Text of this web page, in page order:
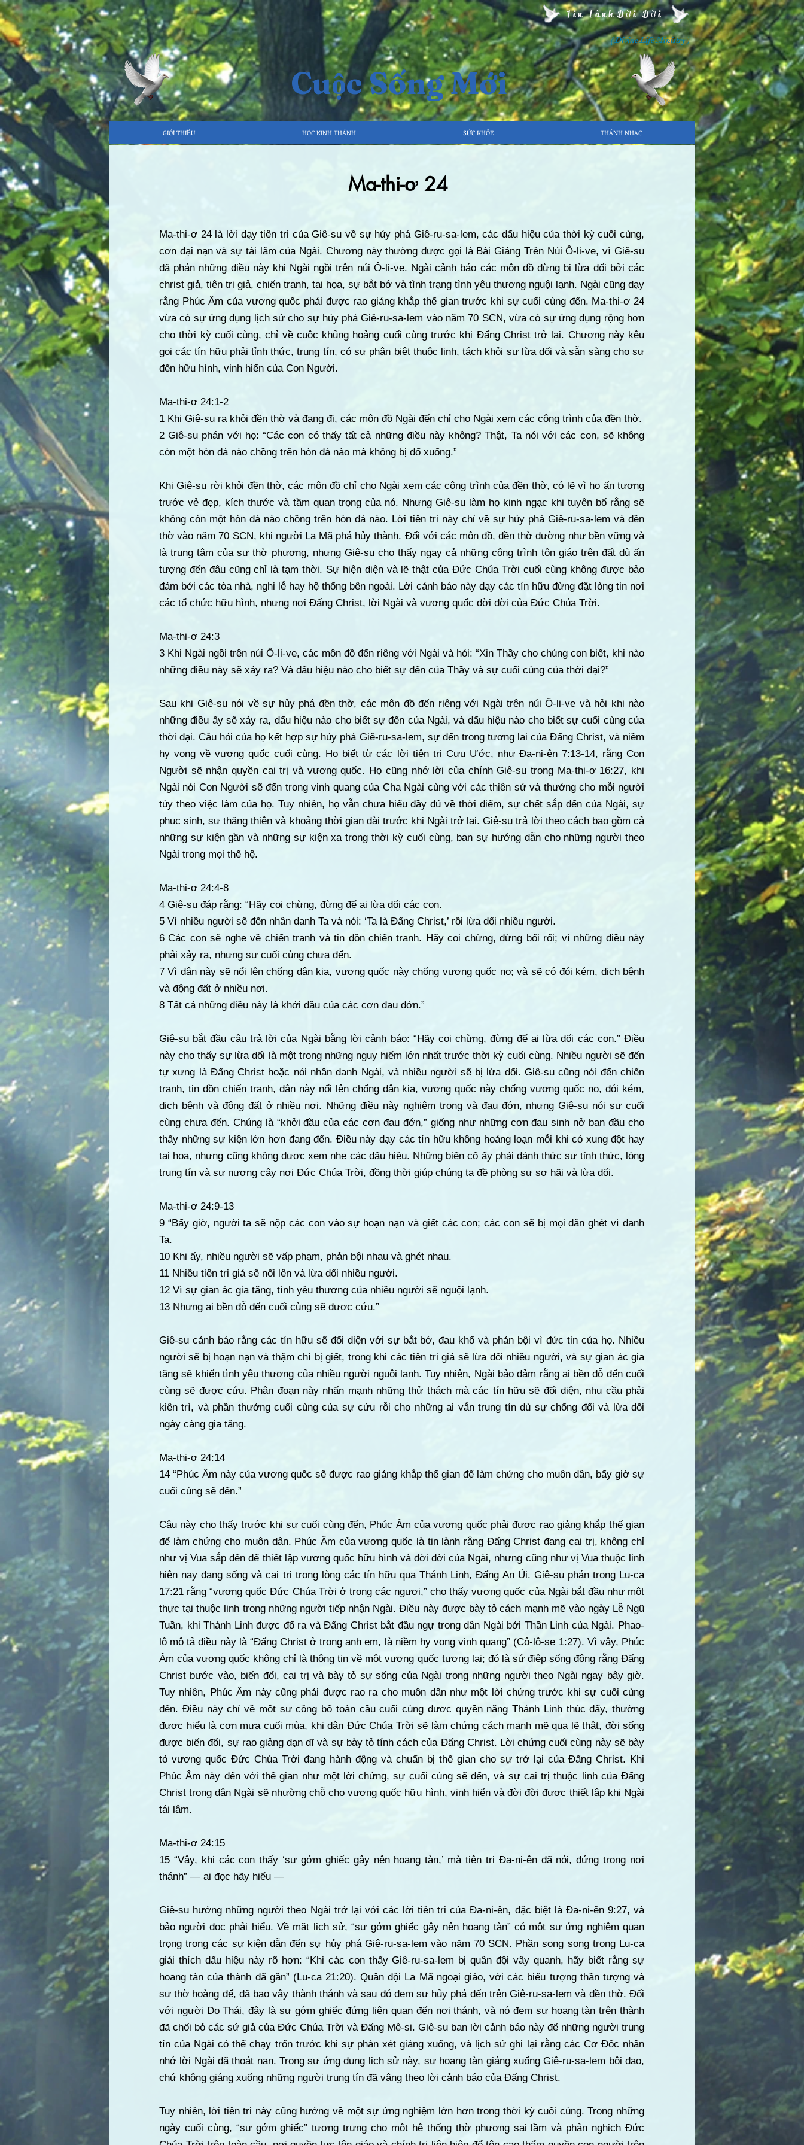
Tin Lành Đời Đời
( Divine Life Ministry )
Cuộc Sống Mới
GIỚI THIỆU HỌC KINH THÁNH SỨC KHỎE THÁNH NHẠC
Ma-thi-ơ 24
Ma-thi-ơ 24 là lời dạy tiên tri của Giê-su về sự hủy phá Giê-ru-sa-lem, các dấu hiệu của thời kỳ cuối cùng,
cơn đại nạn và sự tái lâm của Ngài. Chương này thường được gọi là Bài Giảng Trên Núi Ô-li-ve, vì Giê-su
đã phán những điều này khi Ngài ngồi trên núi Ô-li-ve. Ngài cảnh báo các môn đồ đừng bị lừa dối bởi các
christ giả, tiên tri giả, chiến tranh, tai họa, sự bắt bớ và tình trạng tình yêu thương nguội lạnh. Ngài cũng dạy
rằng Phúc Âm của vương quốc phải được rao giảng khắp thế gian trước khi sự cuối cùng đến. Ma-thi-ơ 24
vừa có sự ứng dụng lịch sử cho sự hủy phá Giê-ru-sa-lem vào năm 70 SCN, vừa có sự ứng dụng rộng hơn
cho thời kỳ cuối cùng, chỉ về cuộc khủng hoảng cuối cùng trước khi Đấng Christ trở lại. Chương này kêu
gọi các tín hữu phải tỉnh thức, trung tín, có sự phân biệt thuộc linh, tách khỏi sự lừa dối và sẵn sàng cho sự
đến hữu hình, vinh hiển của Con Người.
Ma-thi-ơ 24:1-2
1 Khi Giê-su ra khỏi đền thờ và đang đi, các môn đồ Ngài đến chỉ cho Ngài xem các công trình của đền thờ.
2 Giê-su phán với họ: “Các con có thấy tất cả những điều này không? Thật, Ta nói với các con, sẽ không
còn một hòn đá nào chồng trên hòn đá nào mà không bị đổ xuống.”
Khi Giê-su rời khỏi đền thờ, các môn đồ chỉ cho Ngài xem các công trình của đền thờ, có lẽ vì họ ấn tượng
trước vẻ đẹp, kích thước và tầm quan trọng của nó. Nhưng Giê-su làm họ kinh ngạc khi tuyên bố rằng sẽ
không còn một hòn đá nào chồng trên hòn đá nào. Lời tiên tri này chỉ về sự hủy phá Giê-ru-sa-lem và đền
thờ vào năm 70 SCN, khi người La Mã phá hủy thành. Đối với các môn đồ, đền thờ dường như bền vững và
là trung tâm của sự thờ phượng, nhưng Giê-su cho thấy ngay cả những công trình tôn giáo trên đất dù ấn
tượng đến đâu cũng chỉ là tạm thời. Sự hiện diện và lẽ thật của Đức Chúa Trời cuối cùng không được bảo
đảm bởi các tòa nhà, nghi lễ hay hệ thống bên ngoài. Lời cảnh báo này dạy các tín hữu đừng đặt lòng tin nơi
các tổ chức hữu hình, nhưng nơi Đấng Christ, lời Ngài và vương quốc đời đời của Đức Chúa Trời.
Ma-thi-ơ 24:3
3 Khi Ngài ngồi trên núi Ô-li-ve, các môn đồ đến riêng với Ngài và hỏi: “Xin Thầy cho chúng con biết, khi nào
những điều này sẽ xảy ra? Và dấu hiệu nào cho biết sự đến của Thầy và sự cuối cùng của thời đại?”
Sau khi Giê-su nói về sự hủy phá đền thờ, các môn đồ đến riêng với Ngài trên núi Ô-li-ve và hỏi khi nào
những điều ấy sẽ xảy ra, dấu hiệu nào cho biết sự đến của Ngài, và dấu hiệu nào cho biết sự cuối cùng của
thời đại. Câu hỏi của họ kết hợp sự hủy phá Giê-ru-sa-lem, sự đến trong tương lai của Đấng Christ, và niềm
hy vọng về vương quốc cuối cùng. Họ biết từ các lời tiên tri Cựu Ước, như Đa-ni-ên 7:13-14, rằng Con
Người sẽ nhận quyền cai trị và vương quốc. Họ cũng nhớ lời của chính Giê-su trong Ma-thi-ơ 16:27, khi
Ngài nói Con Người sẽ đến trong vinh quang của Cha Ngài cùng với các thiên sứ và thưởng cho mỗi người
tùy theo việc làm của họ. Tuy nhiên, họ vẫn chưa hiểu đầy đủ về thời điểm, sự chết sắp đến của Ngài, sự
phục sinh, sự thăng thiên và khoảng thời gian dài trước khi Ngài trở lại. Giê-su trả lời theo cách bao gồm cả
những sự kiện gần và những sự kiện xa trong thời kỳ cuối cùng, ban sự hướng dẫn cho những người theo
Ngài trong mọi thế hệ.
Ma-thi-ơ 24:4-8
4 Giê-su đáp rằng: “Hãy coi chừng, đừng để ai lừa dối các con.
5 Vì nhiều người sẽ đến nhân danh Ta và nói: ‘Ta là Đấng Christ,’ rồi lừa dối nhiều người.
6 Các con sẽ nghe về chiến tranh và tin đồn chiến tranh. Hãy coi chừng, đừng bối rối; vì những điều này
phải xảy ra, nhưng sự cuối cùng chưa đến.
7 Vì dân này sẽ nổi lên chống dân kia, vương quốc này chống vương quốc nọ; và sẽ có đói kém, dịch bệnh
và động đất ở nhiều nơi.
8 Tất cả những điều này là khởi đầu của các cơn đau đớn.”
Giê-su bắt đầu câu trả lời của Ngài bằng lời cảnh báo: “Hãy coi chừng, đừng để ai lừa dối các con.” Điều
này cho thấy sự lừa dối là một trong những nguy hiểm lớn nhất trước thời kỳ cuối cùng. Nhiều người sẽ đến
tự xưng là Đấng Christ hoặc nói nhân danh Ngài, và nhiều người sẽ bị lừa dối. Giê-su cũng nói đến chiến
tranh, tin đồn chiến tranh, dân này nổi lên chống dân kia, vương quốc này chống vương quốc nọ, đói kém,
dịch bệnh và động đất ở nhiều nơi. Những điều này nghiêm trọng và đau đớn, nhưng Giê-su nói sự cuối
cùng chưa đến. Chúng là “khởi đầu của các cơn đau đớn,” giống như những cơn đau sinh nở ban đầu cho
thấy những sự kiện lớn hơn đang đến. Điều này dạy các tín hữu không hoảng loạn mỗi khi có xung đột hay
tai họa, nhưng cũng không được xem nhẹ các dấu hiệu. Những biến cố ấy phải đánh thức sự tỉnh thức, lòng
trung tín và sự nương cậy nơi Đức Chúa Trời, đồng thời giúp chúng ta đề phòng sự sợ hãi và lừa dối.
Ma-thi-ơ 24:9-13
9 “Bấy giờ, người ta sẽ nộp các con vào sự hoạn nạn và giết các con; các con sẽ bị mọi dân ghét vì danh
Ta.
10 Khi ấy, nhiều người sẽ vấp phạm, phản bội nhau và ghét nhau.
11 Nhiều tiên tri giả sẽ nổi lên và lừa dối nhiều người.
12 Vì sự gian ác gia tăng, tình yêu thương của nhiều người sẽ nguội lạnh.
13 Nhưng ai bền đỗ đến cuối cùng sẽ được cứu.”
Giê-su cảnh báo rằng các tín hữu sẽ đối diện với sự bắt bớ, đau khổ và phản bội vì đức tin của họ. Nhiều
người sẽ bị hoạn nạn và thậm chí bị giết, trong khi các tiên tri giả sẽ lừa dối nhiều người, và sự gian ác gia
tăng sẽ khiến tình yêu thương của nhiều người nguội lạnh. Tuy nhiên, Ngài bảo đảm rằng ai bền đỗ đến cuối
cùng sẽ được cứu. Phân đoạn này nhấn mạnh những thử thách mà các tín hữu sẽ đối diện, nhu cầu phải
kiên trì, và phần thưởng cuối cùng của sự cứu rỗi cho những ai vẫn trung tín dù sự chống đối và lừa dối
ngày càng gia tăng.
Ma-thi-ơ 24:14
14 “Phúc Âm này của vương quốc sẽ được rao giảng khắp thế gian để làm chứng cho muôn dân, bấy giờ sự
cuối cùng sẽ đến.”
Câu này cho thấy trước khi sự cuối cùng đến, Phúc Âm của vương quốc phải được rao giảng khắp thế gian
để làm chứng cho muôn dân. Phúc Âm của vương quốc là tin lành rằng Đấng Christ đang cai trị, không chỉ
như vị Vua sắp đến để thiết lập vương quốc hữu hình và đời đời của Ngài, nhưng cũng như vị Vua thuộc linh
hiện nay đang sống và cai trị trong lòng các tín hữu qua Thánh Linh, Đấng An Ủi. Giê-su phán trong Lu-ca
17:21 rằng “vương quốc Đức Chúa Trời ở trong các ngươi,” cho thấy vương quốc của Ngài bắt đầu như một
thực tại thuộc linh trong những người tiếp nhận Ngài. Điều này được bày tỏ cách mạnh mẽ vào ngày Lễ Ngũ
Tuần, khi Thánh Linh được đổ ra và Đấng Christ bắt đầu ngự trong dân Ngài bởi Thần Linh của Ngài. Phao-
lô mô tả điều này là “Đấng Christ ở trong anh em, là niềm hy vọng vinh quang” (Cô-lô-se 1:27). Vì vậy, Phúc
Âm của vương quốc không chỉ là thông tin về một vương quốc tương lai; đó là sứ điệp sống động rằng Đấng
Christ bước vào, biến đổi, cai trị và bày tỏ sự sống của Ngài trong những người theo Ngài ngay bây giờ.
Tuy nhiên, Phúc Âm này cũng phải được rao ra cho muôn dân như một lời chứng trước khi sự cuối cùng
đến. Điều này chỉ về một sự công bố toàn cầu cuối cùng được quyền năng Thánh Linh thúc đẩy, thường
được hiểu là cơn mưa cuối mùa, khi dân Đức Chúa Trời sẽ làm chứng cách mạnh mẽ qua lẽ thật, đời sống
được biến đổi, sự rao giảng dạn dĩ và sự bày tỏ tính cách của Đấng Christ. Lời chứng cuối cùng này sẽ bày
tỏ vương quốc Đức Chúa Trời đang hành động và chuẩn bị thế gian cho sự trở lại của Đấng Christ. Khi
Phúc Âm này đến với thế gian như một lời chứng, sự cuối cùng sẽ đến, và sự cai trị thuộc linh của Đấng
Christ trong dân Ngài sẽ nhường chỗ cho vương quốc hữu hình, vinh hiển và đời đời được thiết lập khi Ngài
tái lâm.
Ma-thi-ơ 24:15
15 “Vậy, khi các con thấy ‘sự gớm ghiếc gây nên hoang tàn,’ mà tiên tri Đa-ni-ên đã nói, đứng trong nơi
thánh” — ai đọc hãy hiểu —
Giê-su hướng những người theo Ngài trở lại với các lời tiên tri của Đa-ni-ên, đặc biệt là Đa-ni-ên 9:27, và
bảo người đọc phải hiểu. Về mặt lịch sử, “sự gớm ghiếc gây nên hoang tàn” có một sự ứng nghiệm quan
trọng trong các sự kiện dẫn đến sự hủy phá Giê-ru-sa-lem vào năm 70 SCN. Phần song song trong Lu-ca
giải thích dấu hiệu này rõ hơn: “Khi các con thấy Giê-ru-sa-lem bị quân đội vây quanh, hãy biết rằng sự
hoang tàn của thành đã gần” (Lu-ca 21:20). Quân đội La Mã ngoại giáo, với các biểu tượng thần tượng và
sự thờ hoàng đế, đã bao vây thành thánh và sau đó đem sự hủy phá đến trên Giê-ru-sa-lem và đền thờ. Đối
với người Do Thái, đây là sự gớm ghiếc đứng liên quan đến nơi thánh, và nó đem sự hoang tàn trên thành
đã chối bỏ các sứ giả của Đức Chúa Trời và Đấng Mê-si. Giê-su ban lời cảnh báo này để những người trung
tín của Ngài có thể chạy trốn trước khi sự phán xét giáng xuống, và lịch sử ghi lại rằng các Cơ Đốc nhân
nhớ lời Ngài đã thoát nạn. Trong sự ứng dụng lịch sử này, sự hoang tàn giáng xuống Giê-ru-sa-lem bội đạo,
chứ không giáng xuống những người trung tín đã vâng theo lời cảnh báo của Đấng Christ.
Tuy nhiên, lời tiên tri này cũng hướng về một sự ứng nghiệm lớn hơn trong thời kỳ cuối cùng. Trong những
ngày cuối cùng, “sự gớm ghiếc” tượng trưng cho một hệ thống thờ phượng sai lầm và phản nghịch Đức